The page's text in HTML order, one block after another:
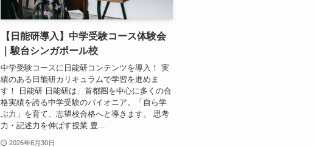
【日能研導入】中学受験コース体験会
｜駿台シンガポール校
中学受験コースに日能研コンテンツを導入！ 実
績のある日能研カリキュラムで学習を進めま
す！ 日能研 日能研は、首都圏を中心に多くの合
格実績を誇る中学受験のパイオニア。「自ら学
ぶ力」を育て、志望校合格へと導きます。 思考
力・記述力を伸ばす授業 豊...
2026年6月30日